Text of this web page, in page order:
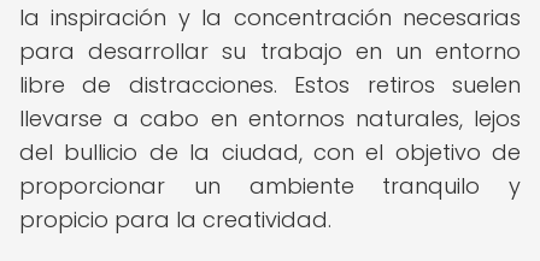
la inspiración y la concentración necesarias
para desarrollar su trabajo en un entorno
libre de distracciones. Estos retiros suelen
llevarse a cabo en entornos naturales, lejos
del bullicio de la ciudad, con el objetivo de
proporcionar un ambiente tranquilo y
propicio para la creatividad.